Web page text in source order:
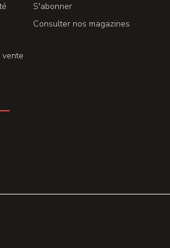
S'abonner
Consulter nos magazines